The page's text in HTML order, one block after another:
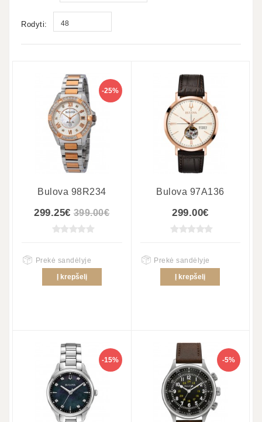
Rodyti: 48
-25%
Bulova 98R234
299.25€ 399.00€
Prekė sandėlyje
Į krepšelį
Bulova 97A136
299.00€
Prekė sandėlyje
Į krepšelį
-15% -5%